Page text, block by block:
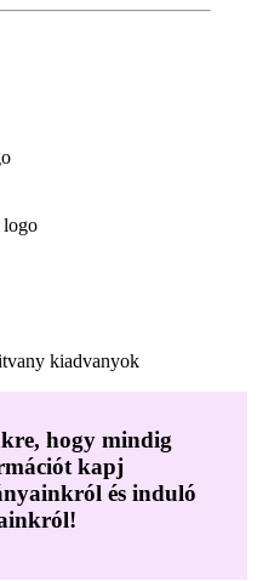
hogy mindig
kapj
és induló